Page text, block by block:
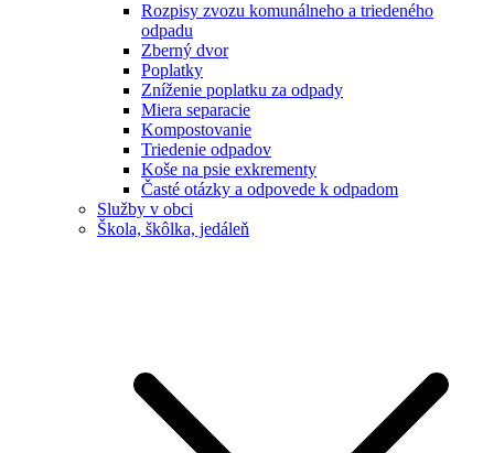
Rozpisy zvozu komunálneho a triedeného
odpadu
Zberný dvor
Poplatky
Zníženie poplatku za odpady
Miera separacie
Kompostovanie
Triedenie odpadov
Koše na psie exkrementy
Časté otázky a odpovede k odpadom
Služby v obci
Škola, škôlka, jedáleň